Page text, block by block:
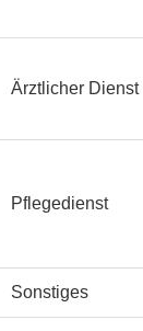
Ärztlicher Dienst
Pflegedienst
Sonstiges